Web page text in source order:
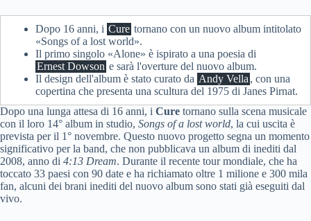
Dopo 16 anni, i Cure tornano con un nuovo album intitolato
«Songs of a lost world».
Il primo singolo «Alone» è ispirato a una poesia di
Ernest Dowson e sarà l'overture del nuovo album.
Il design dell'album è stato curato da Andy Vella , con una
copertina che presenta una scultura del 1975 di Janes Pirnat.
Dopo una lunga attesa di 16 anni, i Cure tornano sulla scena musicale
con il loro 14° album in studio, Songs of a lost world, la cui uscita è
prevista per il 1° novembre. Questo nuovo progetto segna un momento
significativo per la band, che non pubblicava un album di inediti dal
2008, anno di 4:13 Dream. Durante il recente tour mondiale, che ha
toccato 33 paesi con 90 date e ha richiamato oltre 1 milione e 300 mila
fan, alcuni dei brani inediti del nuovo album sono stati già eseguiti dal
vivo.